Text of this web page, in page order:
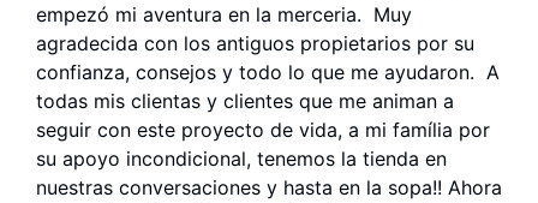
empezó mi aventura en la merceria. Muy
agradecida con los antiguos propietarios por su
confianza, consejos y todo lo que me ayudaron. A
todas mis clientas y clientes que me animan a
seguir con este proyecto de vida, a mi família por
su apoyo incondicional, tenemos la tienda en
nuestras conversaciones y hasta en la sopa!! Ahora